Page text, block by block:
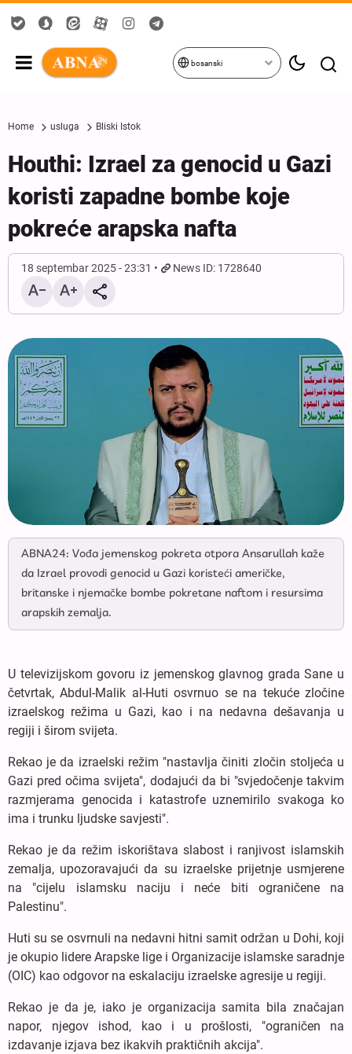
bosanski
Home usluga Bliski Istok
Houthi: Izrael za genocid u Gazi
koristi zapadne bombe koje
pokreće arapska nafta
18 septembar 2025 - 23:31 News ID: 1728640
ABNA24: Vođa jemenskog pokreta otpora Ansarullah kaže
da Izrael provodi genocid u Gazi koristeći američke,
britanske i njemačke bombe pokretane naftom i resursima
arapskih zemalja.
U televizijskom govoru iz jemenskog glavnog grada Sane u
četvrtak, Abdul-Malik al-Huti osvrnuo se na tekuće zločine
izraelskog režima u Gazi, kao i na nedavna dešavanja u
regiji i širom svijeta.
Rekao je da izraelski režim "nastavlja činiti zločin stoljeća u
Gazi pred očima svijeta", dodajući da bi "svjedočenje takvim
razmjerama genocida i katastrofe uznemirilo svakoga ko
ima i trunku ljudske savjesti".
Rekao je da režim iskorištava slabost i ranjivost islamskih
zemalja, upozoravajući da su izraelske prijetnje usmjerene
na "cijelu islamsku naciju i neće biti ograničene na
Palestinu".
Huti su se osvrnuli na nedavni hitni samit održan u Dohi, koji
je okupio lidere Arapske lige i Organizacije islamske saradnje
(OIC) kao odgovor na eskalaciju izraelske agresije u regiji.
Rekao je da je, iako je organizacija samita bila značajan
napor, njegov ishod, kao i u prošlosti, "ograničen na
izdavanje izjava bez ikakvih praktičnih akcija".